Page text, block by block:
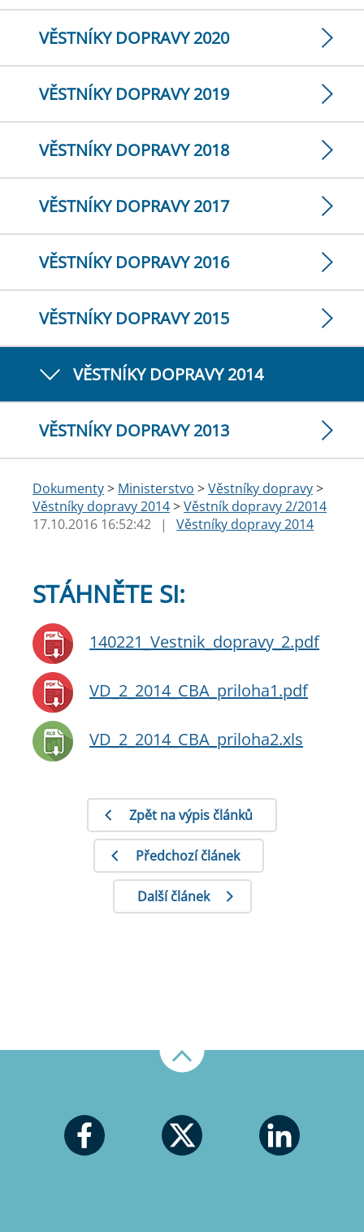
VĚSTNÍKY DOPRAVY 2020
VĚSTNÍKY DOPRAVY 2019
VĚSTNÍKY DOPRAVY 2018
VĚSTNÍKY DOPRAVY 2017
VĚSTNÍKY DOPRAVY 2016
VĚSTNÍKY DOPRAVY 2015
VĚSTNÍKY DOPRAVY 2014
VĚSTNÍKY DOPRAVY 2013
Dokumenty> Ministerstvo >Věstníky dopravy>
Věstníky dopravy 2014>Věstník dopravy 2/2014
17.10.2016 16:52:42
| Věstníky dopravy 2014
STÁHNĚTE SI:
140221_Vestnik_dopravy_2.pdf
VD_2_2014_CBA_priloha1.pdf
VD_2_2014_CBA_priloha2.xls
Zpět na výpis článků
Předchozí článek
Další článek